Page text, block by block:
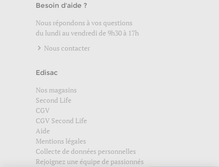
Besoin d'aide ?
Nous répondons à vos questions
du lundi au vendredi de 9h30 à 17h
Nous contacter
Edisac
Nos magasins
Second Life
CGV
CGV Second Life
Aide
Mentions légales
Collecte de données personnelles
Rejoignez une équipe de passionnés